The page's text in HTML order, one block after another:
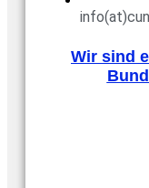
Wir sind